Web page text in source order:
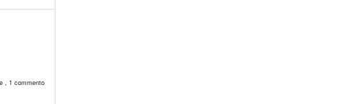
, 1 commento